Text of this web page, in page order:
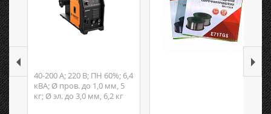
40-200 А; 220 В; ПН 60%; 6,4
кВА; Ø пров. до 1,0 мм, 5
кг; Ø эл. до 3,0 мм, 6,2 кг